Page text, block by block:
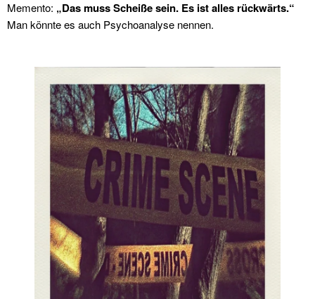
Memento: „Das muss Scheiße sein. Es ist alles rückwärts.“
Man könnte es auch Psychoanalyse nennen.